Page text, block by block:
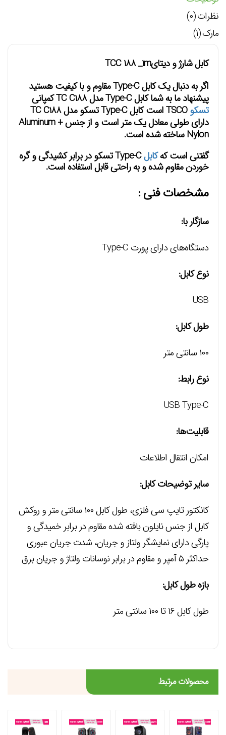
نظرات (۰)
مارک (۱)
کابل شارژ و دیتایTCC 188 _1m
اگر به دنبال یک کابل Type-C مقاوم و با کیفیت هستید
پیشنهاد ما به شما کابل Type-C مدل TC C188 کمپانی
تسکو
TSCO است کابل Type-C تسکو مدل TC C188
دارای طولی معادل یک متر است و از جنس Aluminum +
Nylon ساخته شده است.
گفتنی است کهکابل Type-C تسکو در برابر کشیدگی و گره
خوردن مقاوم شده و به راحتی قابل استفاده است.
مشخصات فنی :
سازگار با:
دستگاه‌های دارای پورت Type-C
نوع کابل:
USB
طول کابل:
۱۰۰ سانتی متر
نوع رابط:
USB Type-C
قابلیت‌ها:
امکان انتقال اطلاعات
سایر توضیحات کابل:
کانکتور تایپ سی فلزی، طول کابل ۱۰۰ سانتی متر و روکش
کابل از جنس نایلون بافته شده مقاوم در برابر خمیدگی و
پارگی دارای نمایشگر ولتاز و جریان، شدت جریان عبوری
حداکثر ۵ آمپر و مقاوم در برابر نوسانات ولتاژ و جریان برق
بازه طول کابل:
طول کابل ۱۶ تا ۱۰۰ سانتی متر
محصولات مرتبط